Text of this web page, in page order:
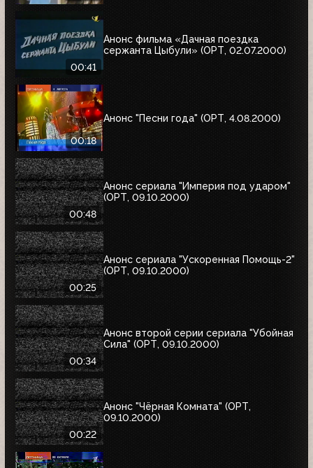
00:41
Анонс фильма «Дачная поездка
сержанта Цыбули» (ОРТ, 02.07.2000)
00:18
Анонс "Песни года" (ОРТ, 4.08.2000)
00:48
Анонс сериала "Империя под ударом"
(ОРТ, 09.10.2000)
00:25
Анонс сериала "Ускоренная Помощь-2"
(ОРТ, 09.10.2000)
00:34
Анонс второй серии сериала "Убойная
Сила" (ОРТ, 09.10.2000)
00:22
Анонс "Чёрная Комната" (ОРТ,
09.10.2000)